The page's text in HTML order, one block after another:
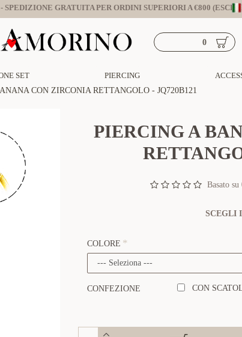
GRATUITA PER ORDINI SUPERIORI A €800 (ESCL.
0
SET PIERCING
CON ZIRCONIA RETTANGOLO - JQ720B121
PIERCING A
Basato
SCEGLI
COLORE
CONFEZIONE CON